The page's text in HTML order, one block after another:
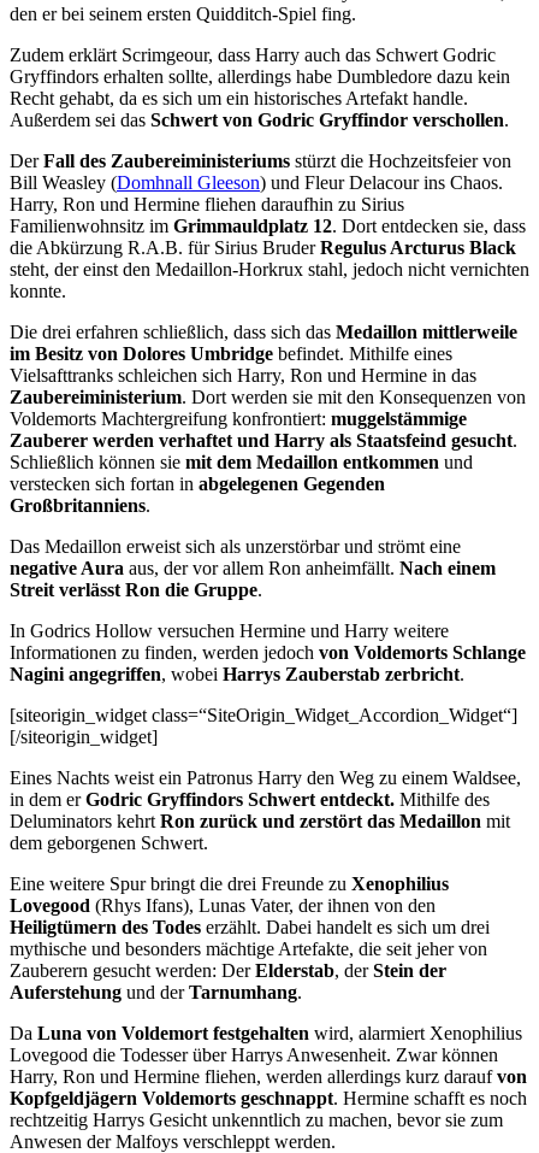
den er bei seinem ersten Quidditch-Spiel fing.
Zudem erklärt Scrimgeour, dass Harry auch das Schwert Godric
Gryffindors erhalten sollte, allerdings habe Dumbledore dazu kein
Recht gehabt, da es sich um ein historisches Artefakt handle.
Außerdem sei das Schwert von Godric Gryffindor verschollen.
DerFall des Zaubereiministeriums stürzt die Hochzeitsfeier von
Bill Weasley (Domhnall Gleeson) und Fleur Delacour ins Chaos.
Harry, Ron und Hermine fliehen daraufhin zu Sirius
Familienwohnsitz im Grimmauldplatz 12. Dort entdecken sie, dass
die Abkürzung R.A.B. für Sirius BruderRegulus Arcturus Black
steht, der einst den Medaillon-Horkrux stahl, jedoch nicht vernichten
konnte.
Die drei erfahren schließlich, dass sich das Medaillon mittlerweile
im Besitz von Dolores Umbridge befindet. Mithilfe eines
Vielsafttranks schleichen sich Harry, Ron und Hermine in das
Zaubereiministerium. Dort werden sie mit den Konsequenzen von
Voldemorts Machtergreifung konfrontiert: muggelstämmige
Zauberer werden verhaftet und Harry als Staatsfeind gesucht.
Schließlich können sie mit dem Medaillon entkommen und
verstecken sich fortan in abgelegenen Gegenden
Großbritanniens.
Das Medaillon erweist sich als unzerstörbar und strömt eine
negative Aura aus, der vor allem Ron anheimfällt. Nach einem
Streit verlässt Ron die Gruppe.
In Godrics Hollow versuchen Hermine und Harry weitere
Informationen zu finden, werden jedoch von Voldemorts Schlange
Nagini angegriffen, wobei Harrys Zauberstab zerbricht.
[siteorigin_widget class=“SiteOrigin_Widget_Accordion_Widget“]
[/siteorigin_widget]
Eines Nachts weist ein Patronus Harry den Weg zu einem Waldsee,
in dem erGodric Gryffindors Schwert entdeckt. Mithilfe des
Deluminators kehrt Ron zurück und zerstört das Medaillon mit
dem geborgenen Schwert.
Eine weitere Spur bringt die drei Freunde zu Xenophilius
Lovegood (Rhys Ifans), Lunas Vater, der ihnen von den
Heiligtümern des Todes erzählt. Dabei handelt es sich um drei
mythische und besonders mächtige Artefakte, die seit jeher von
Zauberern gesucht werden: DerElderstab, derStein der
Auferstehung und derTarnumhang.
Da Luna von Voldemort festgehalten wird, alarmiert Xenophilius
Lovegood die Todesser über Harrys Anwesenheit. Zwar können
Harry, Ron und Hermine fliehen, werden allerdings kurz daraufvon
Kopfgeldjägern Voldemorts geschnappt. Hermine schafft es noch
rechtzeitig Harrys Gesicht unkenntlich zu machen, bevor sie zum
Anwesen der Malfoys verschleppt werden.